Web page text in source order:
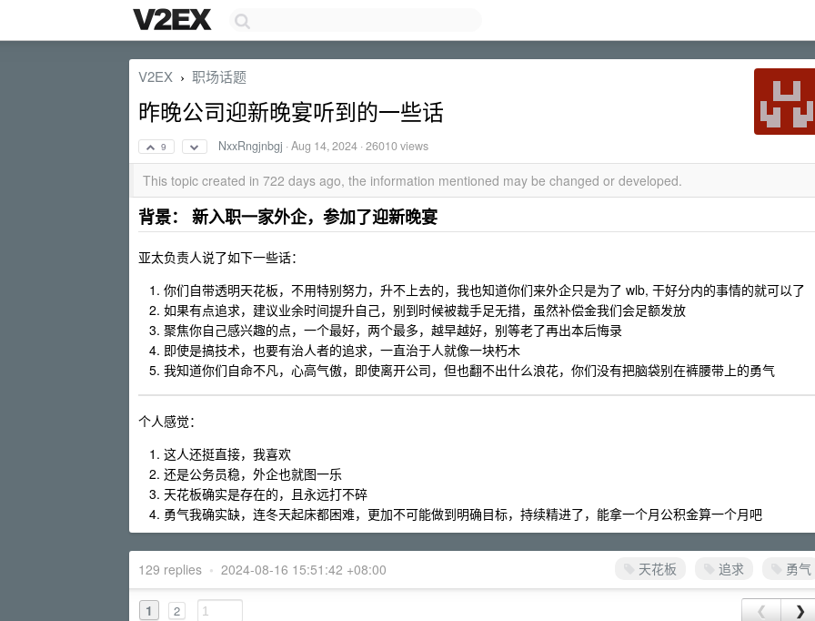
V2EX › 职场话题
昨晚公司迎新晚宴听到的一些话
9 NxxRngjnbgj ·Aug 14, 2024 · 26010 views
This topic created in 722 days ago, the information mentioned may be changed or developed.
背景： 新入职一家外企，参加了迎新晚宴
亚太负责人说了如下一些话：
你们自带透明天花板，不用特别努力，升不上去的，我也知道你们来外企只是为了 wlb, 干好分内的事情的就可以了
如果有点追求，建议业余时间提升自己，别到时候被裁手足无措，虽然补偿金我们会足额发放
聚焦你自己感兴趣的点，一个最好，两个最多，越早越好，别等老了再出本后悔录
即使是搞技术，也要有治人者的追求，一直治于人就像一块朽木
我知道你们自命不凡，心高气傲，即使离开公司，但也翻不出什么浪花，你们没有把脑袋别在裤腰带上的勇气
个人感觉：
这人还挺直接，我喜欢
还是公务员稳，外企也就图一乐
天花板确实是存在的，且永远打不碎
勇气我确实缺，连冬天起床都困难，更加不可能做到明确目标，持续精进了，能拿一个月公积金算一个月吧
天花板 追求 勇气
129 replies • 2024-08-16 15:51:42 +08:00
1 2 ❮ ❯